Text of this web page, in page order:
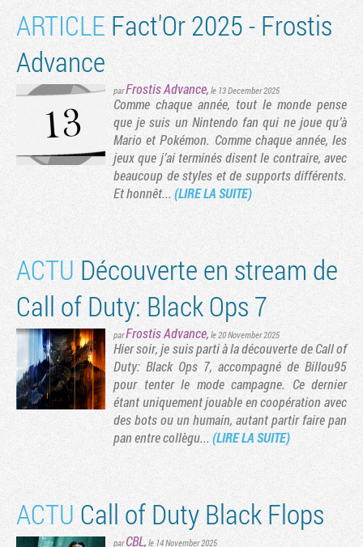
ARTICLE Fact'Or 2025 - Frostis
Advance
parFrostis Advance, le 13 December 2025
Comme chaque année, tout le monde pense
que je suis un Nintendo fan qui ne joue qu’à
Mario et Pokémon. Comme chaque année, les
jeux que j’ai terminés disent le contraire, avec
beaucoup de styles et de supports différents.
Et honnêt... (LIRE LA SUITE)
ACTU Découverte en stream de
Call of Duty: Black Ops 7
parFrostis Advance, le 20 November 2025
Hier soir, je suis parti à la découverte de Call of
Duty: Black Ops 7, accompagné de Billou95
pour tenter le mode campagne. Ce dernier
étant uniquement jouable en coopération avec
des bots ou un humain, autant partir faire pan
pan entre collègu...(LIRE LA SUITE)
ACTU Call of Duty Black Flops
parCBL, le 14 November 2025
Tribune